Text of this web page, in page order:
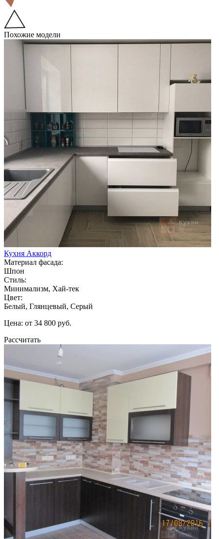
Похожие модели
Кухня Аккорд
Материал фасада:
Шпон
Стиль:
Минимализм, Хай-тек
Цвет:
Белый, Глянцевый, Серый
Цена: от 34 800 руб.
Рассчитать